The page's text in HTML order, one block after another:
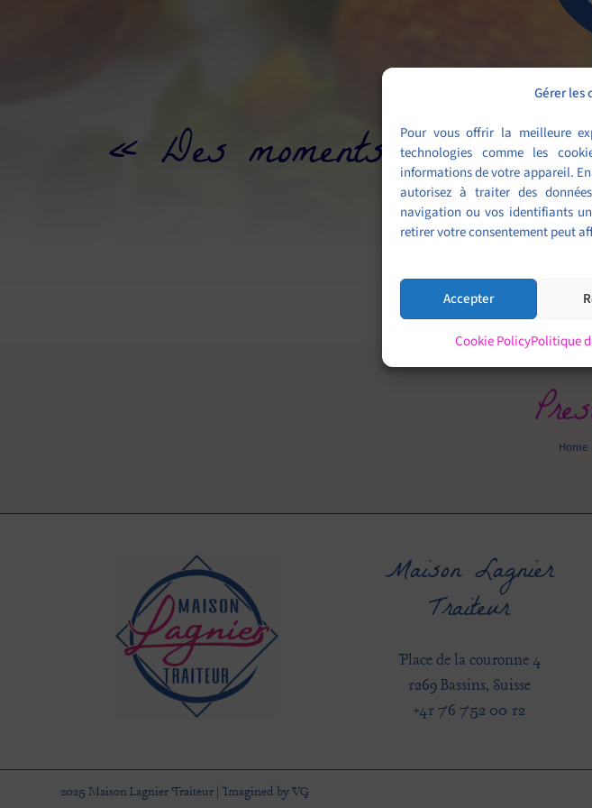
Gérer les
Pour vous offrir la meilleure
technologies comme les
informations de votre appareil.
autorisez à traiter des
navigation ou vos identifiants
retirer votre consentement peut
Accepter
Cookie PolicyPolitique
« Des moments uniques
Home
Maison Lagnier
Traiteur
Place de la couronne 4
1269 Bassins, Suisse
+41 76 752 00 12
2025 Maison Lagnier Traiteur | Imagined by VG